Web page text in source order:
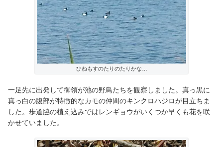
ひねもすのたりのたりかな…
一足先に出発して御領が池の野鳥たちを観察しました。真っ黒に
真っ白の腹部が特徴的なカモの仲間のキンクロハジロが目立ちま
した。歩道脇の植え込みではレンギョウがいくつか早くも花を咲
かせていました。